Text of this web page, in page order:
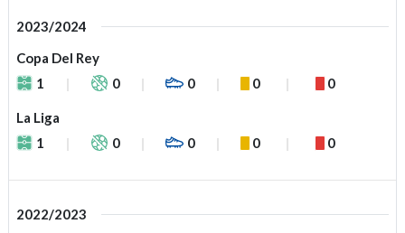
2023/2024
Copa Del Rey
1
0 0 0 0
La Liga
1
0 0 0 0
2022/2023